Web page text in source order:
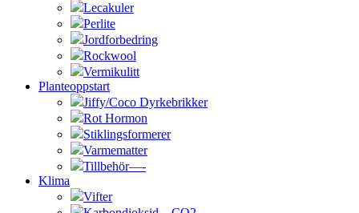
Lecakuler
Perlite
Jordforbedring
Rockwool
Vermikulitt
Planteoppstart
Jiffy/Coco Dyrkebrikker
Rot Hormon
Stiklingsformerer
Varmematter
Tillbehör—-
Klima
Vifter